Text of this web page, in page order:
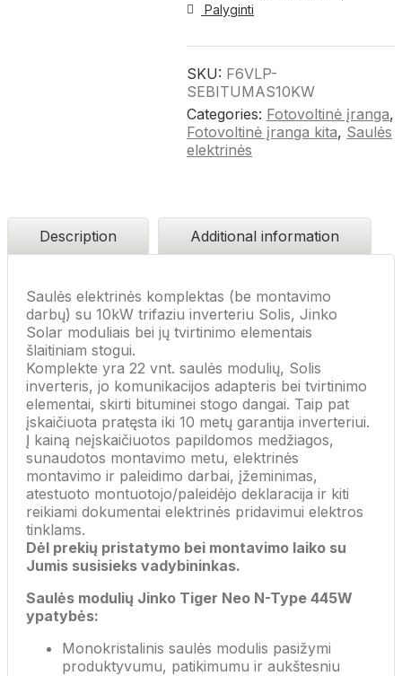
Palyginti
SKU: F6VLP-
SEBITUMAS10KW
Categories: Fotovoltinė įranga,
Fotovoltinė įranga kita, Saulės
elektrinės
Description Additional information
Saulės elektrinės komplektas (be montavimo
darbų) su 10kW trifaziu inverteriu Solis, Jinko
Solar moduliais bei jų tvirtinimo elementais
šlaitiniam stogui.
Komplekte yra 22 vnt. saulės modulių, Solis
inverteris, jo komunikacijos adapteris bei tvirtinimo
elementai, skirti bituminei stogo dangai. Taip pat
įskaičiuota pratęsta iki 10 metų garantija inverteriui.
Į kainą neįskaičiuotos papildomos medžiagos,
sunaudotos montavimo metu, elektrinės
montavimo ir paleidimo darbai, įžeminimas,
atestuoto montuotojo/paleidėjo deklaracija ir kiti
reikiami dokumentai elektrinės pridavimui elektros
tinklams.
Dėl prekių pristatymo bei montavimo laiko su
Jumis susisieks vadybininkas.
Saulės modulių Jinko Tiger Neo N-Type 445W
ypatybės:
Monokristalinis saulės modulis pasižymi
produktyvumu, patikimumu ir aukštesniu